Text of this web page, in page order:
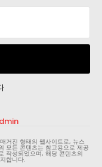
거진 형태의 웹사이트로, 뉴스
모든 콘텐츠는 참고용으로 제공
작성되었으며, 해당 콘텐츠의
합니다.